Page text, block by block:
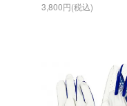
3,800円(税込)